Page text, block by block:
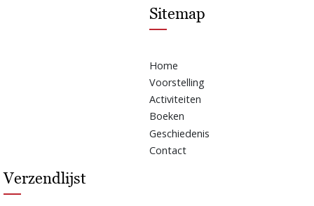
Sitemap
Home
Voorstelling
Activiteiten
Boeken
Geschiedenis
Contact
Verzendlijst